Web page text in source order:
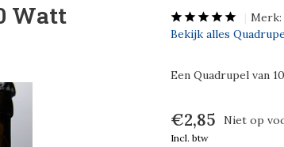
Watt
Merk:
Bekijk alles
Een Quadrupel van
€2,85 Niet op
Incl. btw